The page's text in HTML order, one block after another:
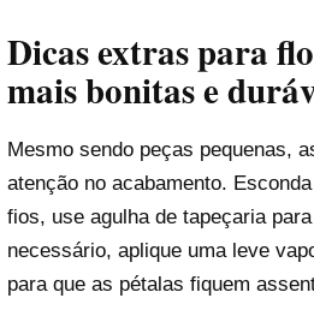
Dicas extras para
mais bonitas e
Mesmo sendo peças pequenas,
atenção no acabamento.
fios, use agulha de tapeçaria
necessário, aplique uma leve
para que as pétalas fiquem